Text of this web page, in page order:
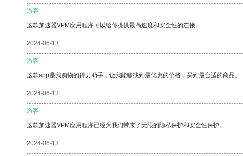
游客
这款加速器VPM应用程序可以给你提供最高速度和安全性的连接。
2024-06-13
游客
这款app是我购物的得力助手，让我能够找到最优惠的价格，买到最合适的商品。
2024-06-13
游客
这款加速器VPM应用程序已经为我们带来了无限的隐私保护和安全性保护。
2024-06-13